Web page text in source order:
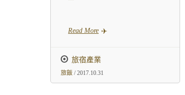
Read More
旅宿產業
旅飯 / 2017.10.31